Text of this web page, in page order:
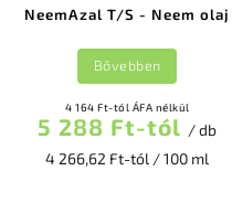
NeemAzal T/S - Neem olaj
4 164 Ft-tól ÁFA nélkül
5 288 Ft-tól / db
4 266,62 Ft-tól / 100 ml
Bővebben